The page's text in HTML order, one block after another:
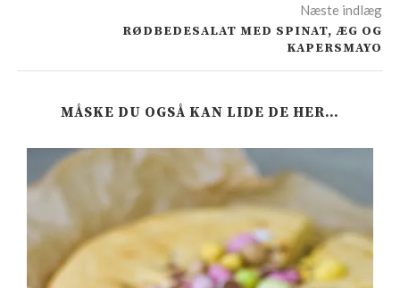
Næste indlæg
RØDBEDESALAT MED SPINAT, ÆG OG
KAPERSMAYO
MÅSKE DU OGSÅ KAN LIDE DE HER…